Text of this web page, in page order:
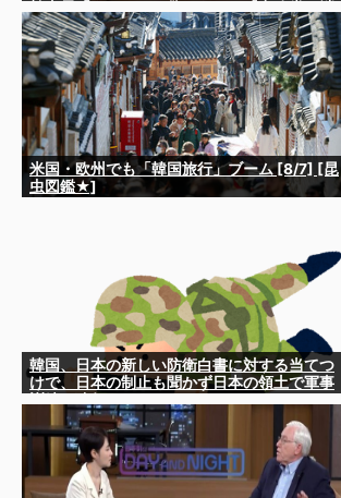
費税廃止派、減税派』」ｗｗｗｗｗｗｗｗ
米国・欧州でも「韓国旅行」ブーム [8/7] [昆
虫図鑑★]
韓国、日本の新しい防衛白書に対する当てつ
けで、日本の制止も聞かず日本の領土で軍事